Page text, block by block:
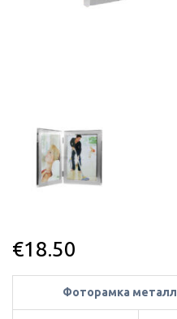
€18.50
Фоторамка